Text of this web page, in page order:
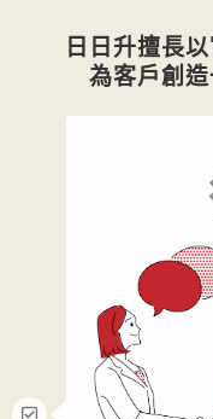
日日升擅長
為客戶創